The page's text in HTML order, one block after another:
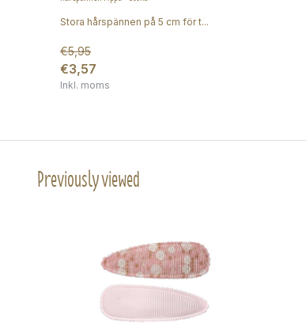
Stora hårspännen på 5 cm för t...
€5,95
€3,57
Inkl. moms
Previously viewed